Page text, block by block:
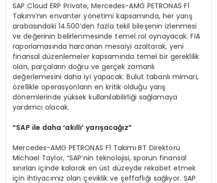
SAP Cloud ERP Private, Mercedes-AMG PETRONAS F1
Takımı’nın envanter yönetimi kapsamında, her yarış
arabasındaki 14.500’den fazla tekil bileşenin izlenmesi
ve değerinin belirlenmesinde temel rol oynayacak. FIA
raporlamasında harcanan mesaiyi azaltarak, yeni
finansal düzenlemeler kapsamında temel bir gereklilik
olan, parçaların doğru ve gerçek zamanlı
değerlemesini daha iyi yapacak. Bulut tabanlı mimari,
özellikle operasyonların en kritik olduğu yarış
dönemlerinde yüksek kullanılabilirliği sağlamaya
yardımcı olacak.
“SAP ile daha‘akıllı’yarışacağız”
Mercedes-AMG PETRONAS F1 Takımı BT Direktörü
Michael Taylor, “SAP’nin teknolojisi, sporun finansal
sınırları içinde kalarak en üst düzeyde rekabet etmek
için ihtiyacımız olan çeviklik ve şeffaflığı sağlıyor. SAP